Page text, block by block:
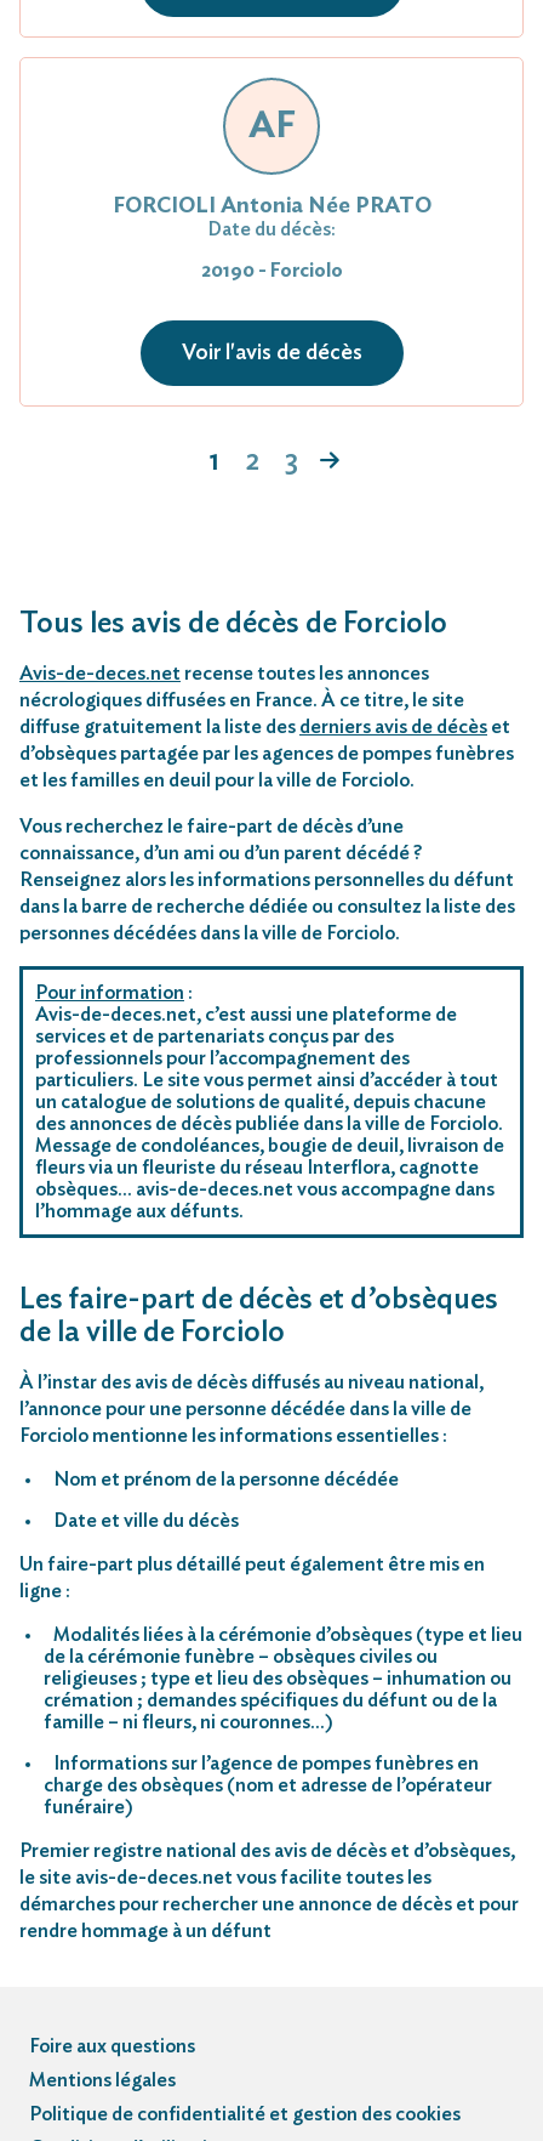
AF
FORCIOLI Antonia Née PRATO
Date du décès:
20190 - Forciolo
Voir l'avis de décès
1 2 3
Tous les avis de décès de Forciolo
Avis-de-deces.net recense toutes les annonces
nécrologiques diffusées en France. À ce titre, le site
diffuse gratuitement la liste des derniers avis de décès et
d’obsèques partagée par les agences de pompes funèbres
et les familles en deuil pour la ville de Forciolo.
Vous recherchez le faire-part de décès d’une
connaissance, d’un ami ou d’un parent décédé ?
Renseignez alors les informations personnelles du défunt
dans la barre de recherche dédiée ou consultez la liste des
personnes décédées dans la ville de Forciolo.
Pour information :
Avis-de-deces.net, c’est aussi une plateforme de
services et de partenariats conçus par des
professionnels pour l’accompagnement des
particuliers. Le site vous permet ainsi d’accéder à tout
un catalogue de solutions de qualité, depuis chacune
des annonces de décès publiée dans la ville de Forciolo.
Message de condoléances, bougie de deuil, livraison de
fleurs via un fleuriste du réseau Interflora, cagnotte
obsèques… avis-de-deces.net vous accompagne dans
l’hommage aux défunts.
Les faire-part de décès et d’obsèques
de la ville de Forciolo
À l’instar des avis de décès diffusés au niveau national,
l’annonce pour une personne décédée dans la ville de
Forciolo mentionne les informations essentielles :
Nom et prénom de la personne décédée
Date et ville du décès
Un faire-part plus détaillé peut également être mis en
ligne :
Modalités liées à la cérémonie d’obsèques (type et lieu
de la cérémonie funèbre – obsèques civiles ou
religieuses ; type et lieu des obsèques – inhumation ou
crémation ; demandes spécifiques du défunt ou de la
famille – ni fleurs, ni couronnes…)
Informations sur l’agence de pompes funèbres en
charge des obsèques (nom et adresse de l’opérateur
funéraire)
Premier registre national des avis de décès et d’obsèques,
le site avis-de-deces.net vous facilite toutes les
démarches pour rechercher une annonce de décès et pour
rendre hommage à un défunt
Foire aux questions
Mentions légales
Politique de confidentialité et gestion des cookies